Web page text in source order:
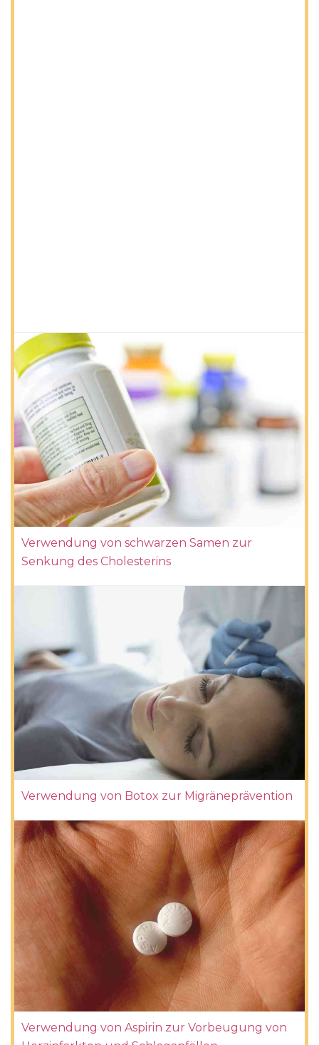
Verwendung von schwarzen Samen zur
Senkung des Cholesterins
Verwendung von Botox zur Migräneprävention
Verwendung von Aspirin zur Vorbeugung von